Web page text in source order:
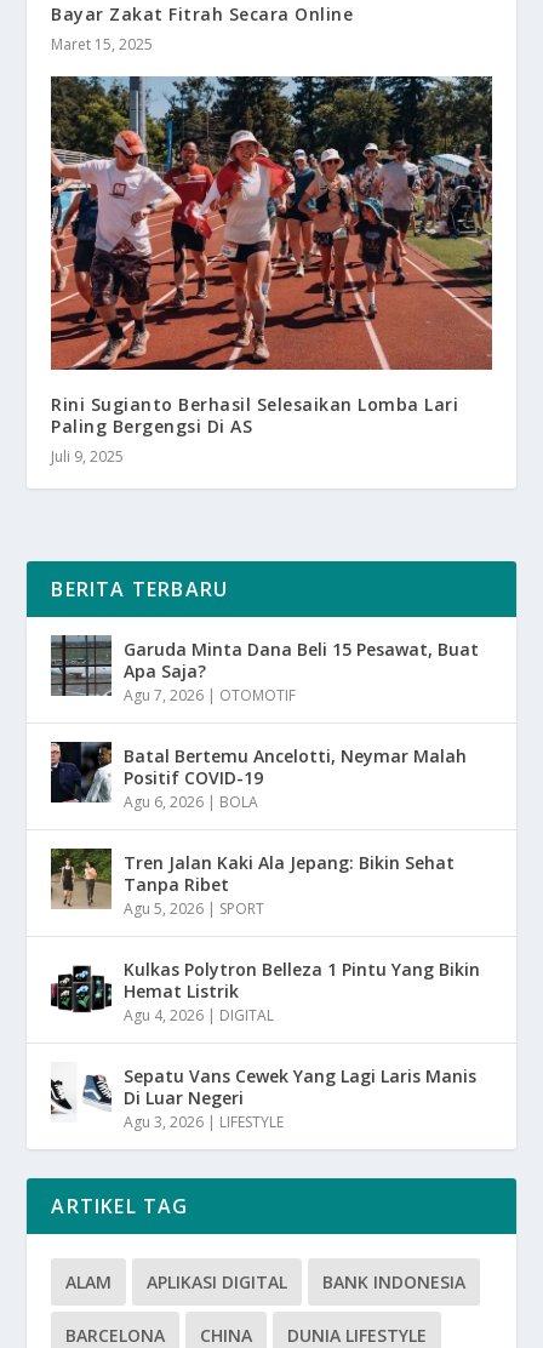
Bayar Zakat Fitrah Secara Online
Maret 15, 2025
Rini Sugianto Berhasil Selesaikan Lomba Lari
Paling Bergengsi Di AS
Juli 9, 2025
BERITA TERBARU
Garuda Minta Dana Beli 15 Pesawat, Buat
Apa Saja?
Agu 7, 2026 | OTOMOTIF
Batal Bertemu Ancelotti, Neymar Malah
Positif COVID-19
Agu 6, 2026 | BOLA
Tren Jalan Kaki Ala Jepang: Bikin Sehat
Tanpa Ribet
Agu 5, 2026 | SPORT
Kulkas Polytron Belleza 1 Pintu Yang Bikin
Hemat Listrik
Agu 4, 2026 | DIGITAL
Sepatu Vans Cewek Yang Lagi Laris Manis
Di Luar Negeri
Agu 3, 2026 | LIFESTYLE
ARTIKEL TAG
ALAM APLIKASI DIGITAL BANK INDONESIA
BARCELONA CHINA DUNIA LIFESTYLE